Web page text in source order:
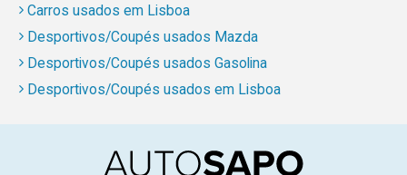
Carros usados em Lisboa
Desportivos/Coupés usados Mazda
Desportivos/Coupés usados Gasolina
Desportivos/Coupés usados em Lisboa